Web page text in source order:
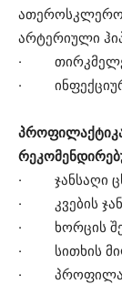
არტერიული
·
·
· ჯანსაღი
· კვების
· ხორცის
· სითხის
·